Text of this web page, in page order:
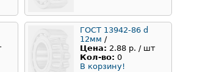
ГОСТ 13942-86 d
12мм /
Цена: 2.88 р. / шт
Кол-во: 0
В корзину!